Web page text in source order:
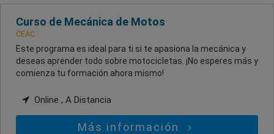
Curso de Mecánica de Motos
CEAC
Este programa es ideal para ti si te apasiona la mecánica y
deseas aprender todo sobre motocicletas. ¡No esperes más y
comienza tu formación ahora mismo!
Online , A Distancia
Más información